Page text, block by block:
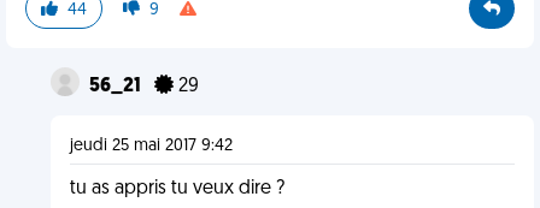
44 9
56_21 29
jeudi 25 mai 2017 9:42
tu as appris tu veux dire ?